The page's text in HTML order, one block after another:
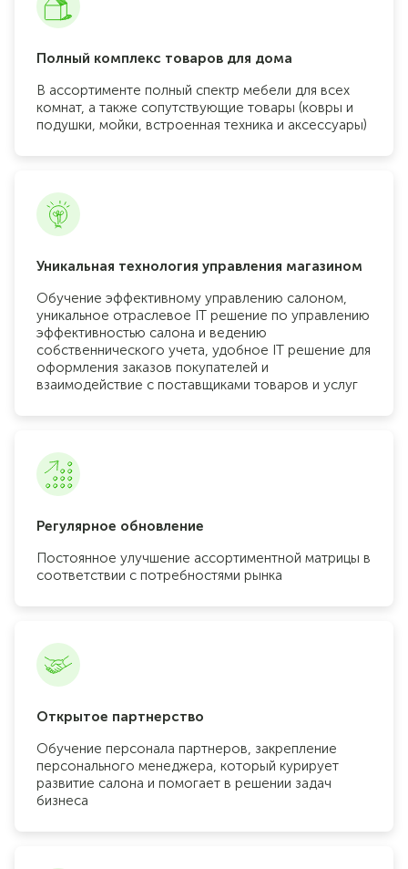
Полный комплекс товаров для дома
В ассортименте полный спектр мебели для всех
комнат, а также сопутствующие товары (ковры и
подушки, мойки, встроенная техника и аксессуары)
Уникальная технология управления магазином
Обучение эффективному управлению салоном,
уникальное отраслевое IT решение по управлению
эффективностью салона и ведению
собственнического учета, удобное IT решение для
оформления заказов покупателей и
взаимодействие с поставщиками товаров и услуг
Регулярное обновление
Постоянное улучшение ассортиментной матрицы в
соответствии с потребностями рынка
Открытое партнерство
Обучение персонала партнеров, закрепление
персонального менеджера, который курирует
развитие салона и помогает в решении задач
бизнеса